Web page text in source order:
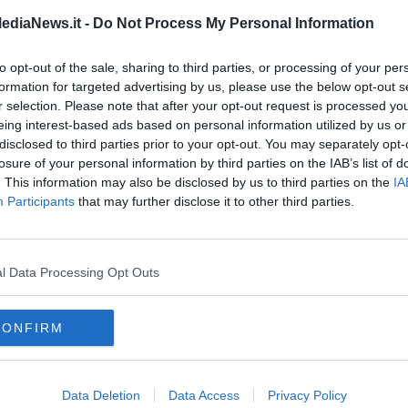
- Do Not Process My Personal Information
opt-out of the sale, sharing to third parties, or processing of your
for targeted advertising by us, please use the below opt-out
selection. Please note that after your opt-out request is processed
interest-based ads based on personal information utilized by us
to third parties prior to your opt-out. You may separately
of your personal information by third parties on the IAB’s list of
This information may also be disclosed by us to third parties on the
Participants that may further disclose it to other third parties.
Data Processing Opt Outs
Data Deletion Data Access Privacy Policy
i propri organi istituzionali il prossimo 12 ottobre.
iscriviti allaNewsletter QUInews - ToscanaMedia.
nella tua casella di posta.